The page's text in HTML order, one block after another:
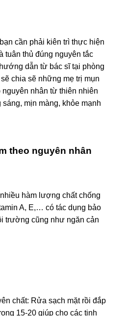
cần phải kiên trì thực hiện
tuân thủ đúng nguyên tắc
dẫn từ bác sĩ tại phòng
chia sẽ những mẹ trị mụn
nhân từ thiên nhiên
mịn màng, khỏe mạnh
theo nguyên nhân
hàm lượng chất chống
A, E,… có tác dụng bảo
trường cũng như ngăn cản
chất: Rửa sạch mặt rồi đắp
15-20 giúp cho các tinh